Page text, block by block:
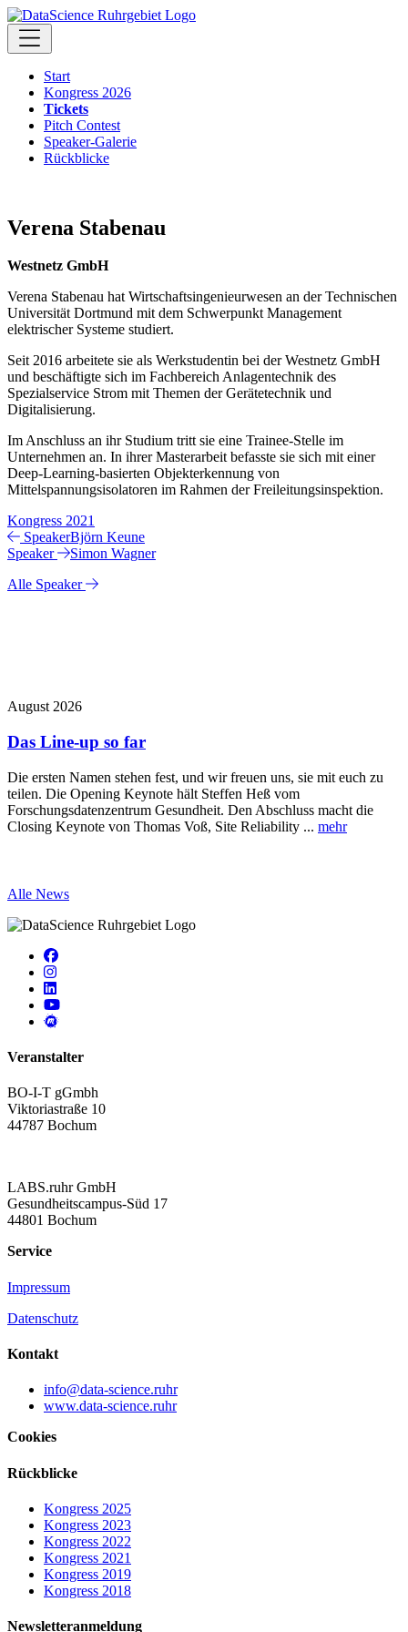
Start
Kongress 2026
Tickets
Pitch Contest
Speaker-Galerie
Rückblicke
Verena Stabenau
Westnetz GmbH
Verena Stabenau hat Wirtschaftsingenieurwesen an der Technischen
Universität Dortmund mit dem Schwerpunkt Management
elektrischer Systeme studiert.
Seit 2016 arbeitete sie als Werkstudentin bei der Westnetz GmbH
und beschäftigte sich im Fachbereich Anlagentechnik des
Spezialservice Strom mit Themen der Gerätetechnik und
Digitalisierung.
Im Anschluss an ihr Studium tritt sie eine Trainee-Stelle im
Unternehmen an. In ihrer Masterarbeit befasste sie sich mit einer
Deep-Learning-basierten Objekterkennung von
Mittelspannungsisolatoren im Rahmen der Freileitungsinspektion.
Kongress 2021
SpeakerBjörn Keune
Speaker
Simon Wagner
Alle Speaker
August 2026
Das Line-up so far
Die ersten Namen stehen fest, und wir freuen uns, sie mit euch zu
teilen. Die Opening Keynote hält Steffen Heß vom
Forschungsdatenzentrum Gesundheit. Den Abschluss macht die
Closing Keynote von Thomas Voß, Site Reliability ... mehr
Alle News
Veranstalter
BO-I-T gGmbh
Viktoriastraße 10
44787 Bochum
LABS.ruhr GmbH
Gesundheitscampus-Süd 17
44801 Bochum
Service
Impressum
Datenschutz
Kontakt
info@data-science.ruhr
www.data-science.ruhr
Cookies
Rückblicke
Kongress 2025
Kongress 2023
Kongress 2022
Kongress 2021
Kongress 2019
Kongress 2018
Newsletteranmeldung